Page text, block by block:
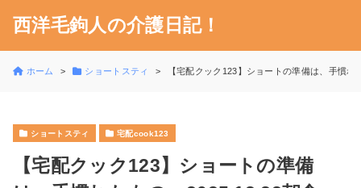
西洋毛鉤人の介護日記！
ホーム ショートスティ 【宅配クック123】ショートの準備は、手慣
ショートスティ 宅配cook123
【宅配クック123】ショートの準備